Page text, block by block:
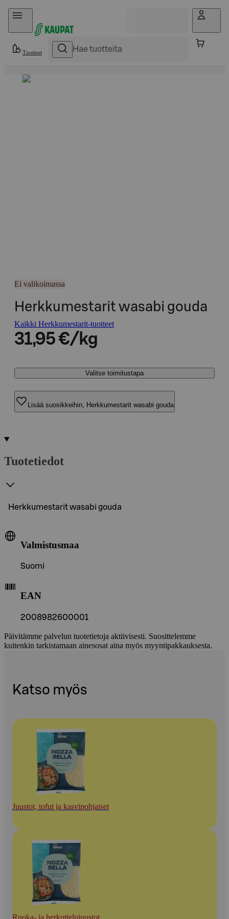
Hyppää sisältöön
Tuotteet
Ei valikoimassa
Herkkumestarit wasabi gouda
Kaikki Herkkumestarit-tuotteet
31,95 €/kg
Valitse toimitustapa
Lisää suosikkeihin, Herkkumestarit wasabi gouda
Tuotetiedot
Herkkumestarit wasabi gouda
Valmistusmaa
Suomi
EAN
2008982600001
Päivitämme palvelun tuotetietoja aktiivisesti. Suosittelemme
kuitenkin tarkistamaan ainesosat aina myös myyntipakkauksesta.
Katso myös
Juustot, tofut ja kasvipohjaiset
Ruoka- ja herkuttelujuustot